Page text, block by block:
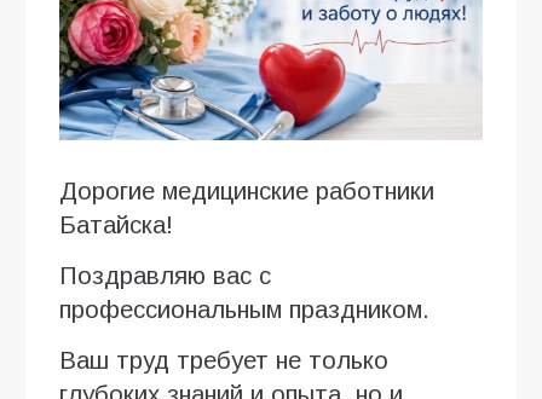
Дорогие медицинские работники
Батайска!
Поздравляю вас с
профессиональным праздником.
Ваш труд требует не только